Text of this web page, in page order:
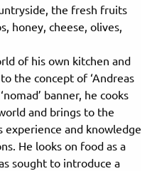
the fresh fruits
honey, cheese, olives,
of his own kitchen and
the concept of ‘Andreas
banner, he cooks
and brings to the
and knowledge
He looks on food as a
sought to introduce a